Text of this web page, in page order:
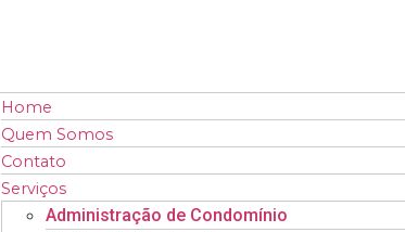
Home
Quem Somos
Contato
Serviços
Administração de Condomínio